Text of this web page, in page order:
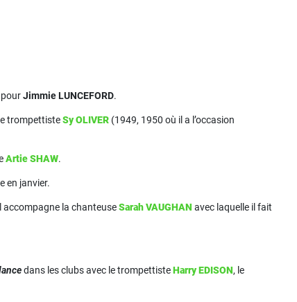
Jimmie LUNCEFORD.
trompettisteSy OLIVER (1949, 1950 où il a l’occasion
Artie SHAW.
en janvier.
accompagne la chanteuseSarah VAUGHAN avec laquelle il fait
dans les clubs avec le trompettisteHarry EDISON, le